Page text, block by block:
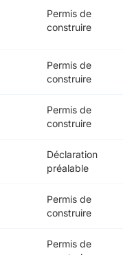
Permis de
construire
Permis de
construire
Permis de
construire
Déclaration
préalable
Permis de
construire
Permis de